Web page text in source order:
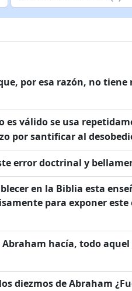
por esa razón, no
es válido se usa
por santificar al
error doctrinal y
en la Biblia esta
para exponer
hacía, todo
diezmos de Abraham